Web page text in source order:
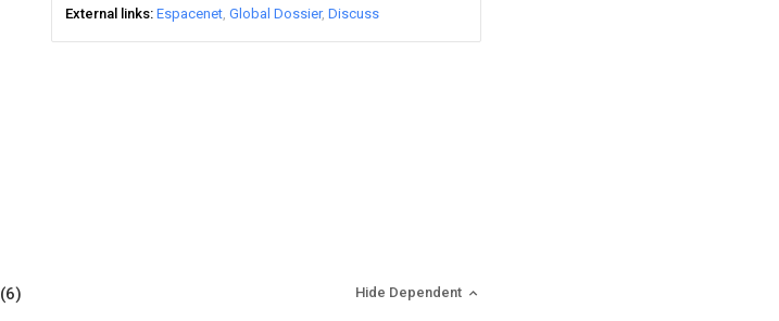
External links Espacenet Global Dossier Discuss
(6) Hide Dependent